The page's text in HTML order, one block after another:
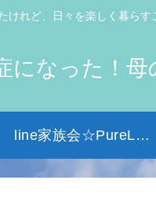
れど、日々を楽しく暮ら
になった！母
line家族会☆PureLight☆